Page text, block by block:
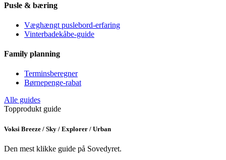
Pusle & bæring
Væghængt puslebord-erfaring
Vinterbadekåbe-guide
Family planning
Terminsberegner
Børnepenge-rabat
Alle guides
Topprodukt guide
Voksi Breeze / Sky / Explorer / Urban
Den mest klikke guide på Sovedyret.